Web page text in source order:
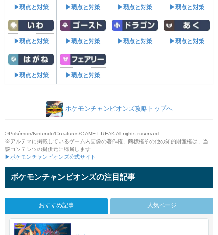
▶弱点と対策 ▶弱点と対策 ▶弱点と対策 ▶弱点と対策
▶弱点と対策 ▶弱点と対策 ▶弱点と対策 ▶弱点と対策
▶弱点と対策 ▶弱点と対策
- -
ポケモンチャンピオンズ攻略トップへ
©Pokémon/Nintendo/Creatures/GAME FREAK All rights reserved.
※アルテマに掲載しているゲーム内画像の著作権、商標権その他の知的財産権は、当
該コンテンツの提供元に帰属します
▶ポケモンチャンピオンズ公式サイト
ポケモンチャンピオンズの注目記事
おすすめ記事 人気ページ